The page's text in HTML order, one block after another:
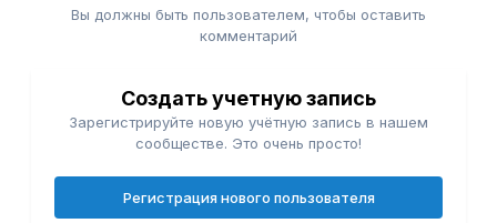
Вы должны быть пользователем, чтобы оставить
комментарий
Создать учетную запись
Зарегистрируйте новую учётную запись в нашем
сообществе. Это очень просто!
Регистрация нового пользователя